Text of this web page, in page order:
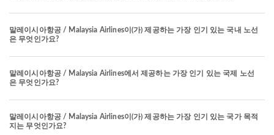
말레이시아항공 / Malaysia Airlines이(가) 제공하는 가장 인기 있는 국내 노선
은 무엇인가요?
말레이시아항공 / Malaysia Airlines에서 제공하는 가장 인기 있는 국제 노선
은 무엇인가요?
말레이시아항공 / Malaysia Airlines이(가) 제공하는 가장 인기 있는 국가 목적
지는 무엇인가요?